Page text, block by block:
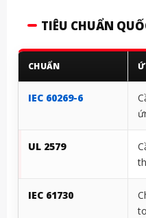
TIÊU CHUẨN
CHUẨN
IEC 60269-6
UL 2579
IEC 61730